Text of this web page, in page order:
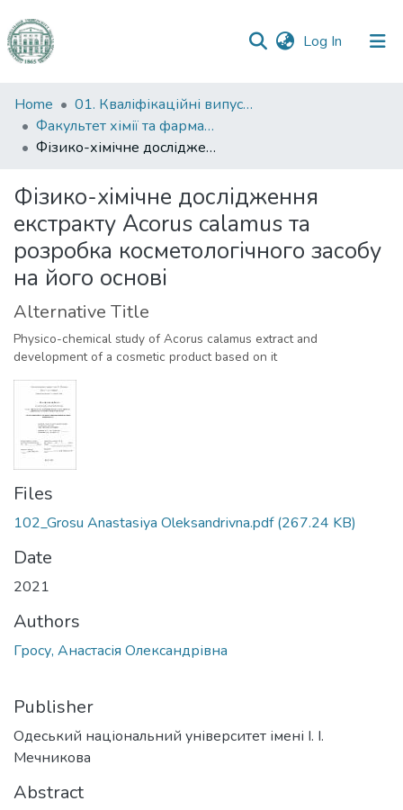
Log In (current)
Communities
&
Collections
Statistics
Home
01. Кваліфікаційні випускні роботи здобувачів вищої освіти
Факультет хімії та фармації
Фізико-хімічне дослідження екстракту Acorus calamus та розробка косметологічного засобу на його основі
Фізико-хімічне дослідження
екстракту Acorus calamus та
розробка косметологічного засобу
на його основі
Alternative Title
Physico-chemical study of Acorus calamus extract and
development of a cosmetic product based on it
Files
102_Grosu Anastasіya Oleksandrіvna.pdf(267.24 KB)
Date
2021
Authors
Гросу, Анастасія Олександрівна
Publisher
Одеський національний університет імені І. І.
Мечникова
Abstract